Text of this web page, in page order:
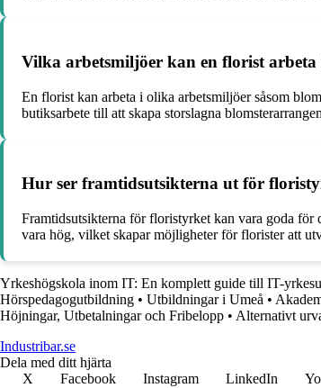
Vilka arbetsmiljöer kan en florist arbeta
En florist kan arbeta i olika arbetsmiljöer såsom
butiksarbete till att skapa storslagna
Hur ser framtidsutsikterna ut för
Framtidsutsikterna för floristyrket kan vara goda för
vara hög, vilket skapar möjligheter för florister att
Yrkeshögskola inom IT: En komplett guide till IT-
Hörspedagogutbildning • Utbildningar i Umeå •
Höjningar, Utbetalningar och Fribelopp • Alternativt
Industribar.se
Dela med ditt hjärta
X
Facebook Instagram LinkedIn